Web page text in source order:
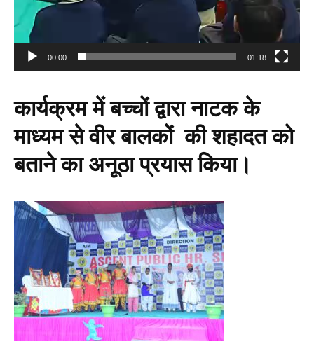
00:00 01:18
कार्यक्रम में बच्चों द्वारा नाटक के
माध्यम से वीर बालकों की शहादत को
बताने का अनूठा प्रयास किया।